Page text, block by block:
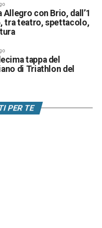
Allegro con Brio, dall’1
tra teatro, spettacolo,
tappa del
di Triathlon del
PER TE